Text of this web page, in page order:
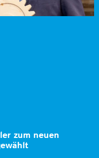
zum neuen